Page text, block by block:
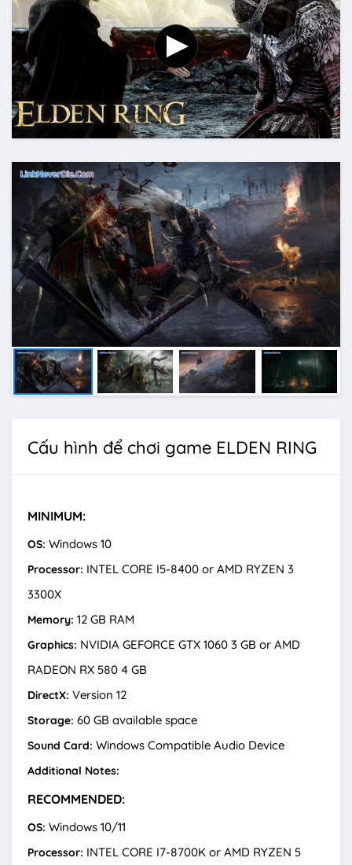
Cấu hình để chơi game ELDEN RING
MINIMUM:
OS: Windows 10
Processor: INTEL CORE I5-8400 or AMD RYZEN 3
3300X
Memory: 12 GB RAM
Graphics: NVIDIA GEFORCE GTX 1060 3 GB or AMD
RADEON RX 580 4 GB
DirectX: Version 12
Storage: 60 GB available space
Sound Card: Windows Compatible Audio Device
Additional Notes:
RECOMMENDED:
OS: Windows 10/11
Processor: INTEL CORE I7-8700K or AMD RYZEN 5